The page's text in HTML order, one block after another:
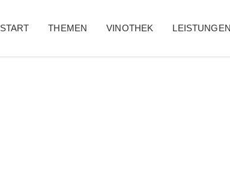
START THEMEN VINOTHEK LEISTUNGEN